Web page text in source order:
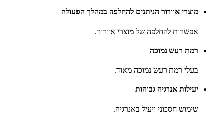
מוצרי אוורור הניתנים להחלפה במהלך הפעולה
אפשרות להחלפה של מוצרי אוורור.
רמת רעש נמוכה
בעלי רמת רעש נמוכה מאוד.
יעילות אנרגיה גבוהות
שימוש חסכוני ויעיל באנרגיה.